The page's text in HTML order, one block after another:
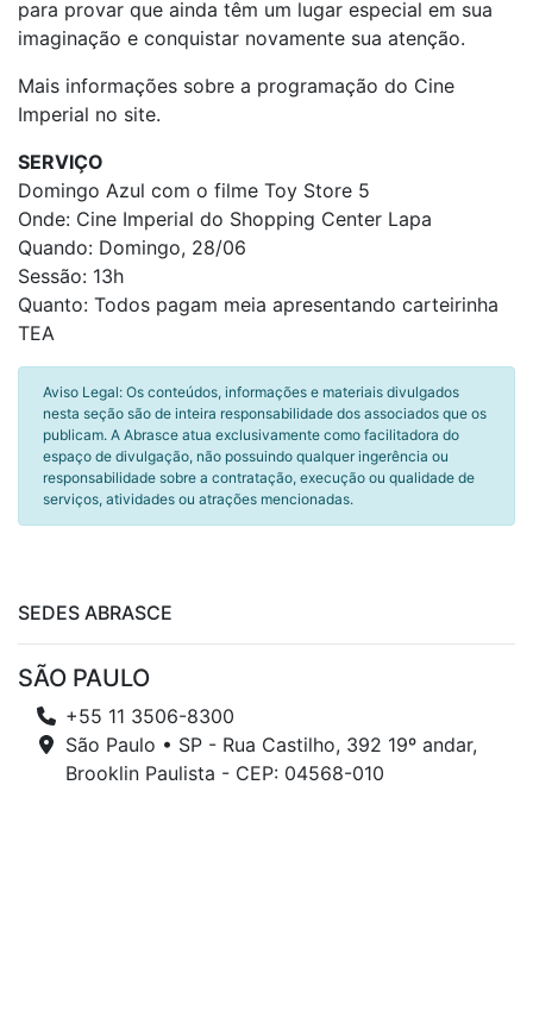
para provar que ainda têm um lugar especial em sua
imaginação e conquistar novamente sua atenção.
Mais informações sobre a programação do Cine
Imperial no site.
SERVIÇO
Domingo Azul com o filme Toy Store 5
Onde: Cine Imperial do Shopping Center Lapa
Quando: Domingo, 28/06
Sessão: 13h
Quanto: Todos pagam meia apresentando carteirinha
TEA
Aviso Legal: Os conteúdos, informações e materiais divulgados
nesta seção são de inteira responsabilidade dos associados que os
publicam. A Abrasce atua exclusivamente como facilitadora do
espaço de divulgação, não possuindo qualquer ingerência ou
responsabilidade sobre a contratação, execução ou qualidade de
serviços, atividades ou atrações mencionadas.
SEDES ABRASCE
SÃO PAULO
+55 11 3506-8300
São Paulo • SP - Rua Castilho, 392 19º andar,
Brooklin Paulista - CEP: 04568-010